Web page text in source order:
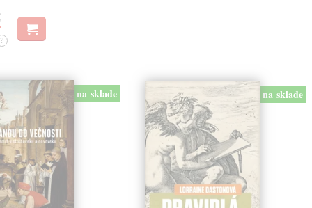
?
na sklade na sklade